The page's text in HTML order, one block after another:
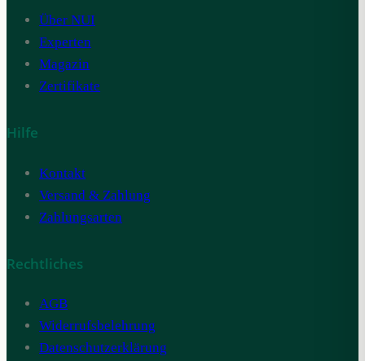
Über NUI
Experten
Magazin
Zertifikate
Hilfe
Kontakt
Versand & Zahlung
Zahlungsarten
Rechtliches
AGB
Widerrufsbelehrung
Datenschutzerklärung